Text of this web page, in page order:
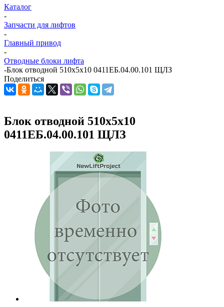
Каталог
-
Запчасти для лифтов
-
Главный привод
-
Отводные блоки лифта
-Блок отводной 510х5х10 0411ЕБ.04.00.101 ЩЛЗ
Поделиться
Блок отводной 510х5х10
0411ЕБ.04.00.101 ЩЛЗ